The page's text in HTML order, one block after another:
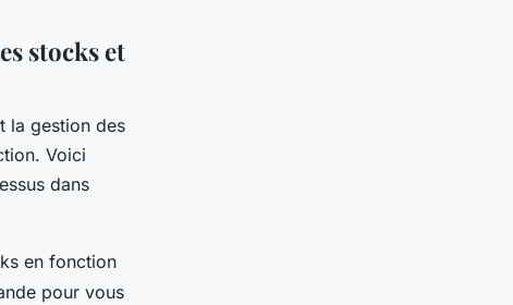
stocks et
la gestion des
Voici
dans
en fonction
pour vous